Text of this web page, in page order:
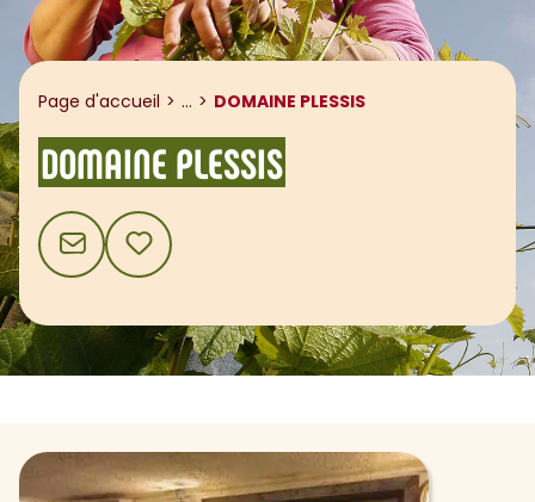
Page d'accueil ... Afficher le fil d'ariane
DOMAINE PLESSIS
DOMAINE PLESSIS
CONTACTAJOUTER AUX FAVORIS